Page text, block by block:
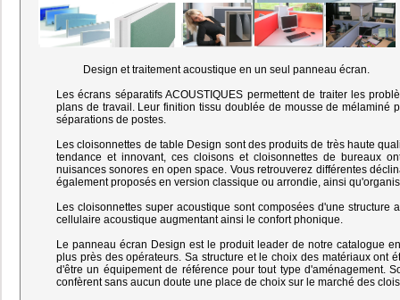
Design et traitement acoustique en un seul panneau écran.
Les écrans séparatifs ACOUSTIQUES permettent de traiter les
plans de travail. Leur finition tissu doublée de mousse de mélaminé
séparations de postes.
Les cloisonnettes de table Design sont des produits de très haute
tendance et innovant, ces cloisons et cloisonnettes de bureaux
nuisances sonores en open space. Vous retrouverez différentes
également proposés en version classique ou arrondie, ainsi
Les cloisonnettes super acoustique sont composées d'une
cellulaire acoustique augmentant ainsi le confort phonique.
Le panneau écran Design est le produit leader de notre catalogue
plus près des opérateurs. Sa structure et le choix des matériaux ont
d'être un équipement de référence pour tout type d'aménagement.
confèrent sans aucun doute une place de choix sur le marché des